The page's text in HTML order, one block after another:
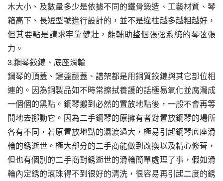
木大小、及數量多少是依據不同的鐵骨鍛造、工藝材質、琴
箱高下、長短型號進行設計的，並不是違柱越多越粗越好，
但其要點是請求牢靠健壯，能輔助整個張弦系統的琴弦張
力。
3.鋼琴鉸鏈、底座滑輪
鋼琴的頂蓋、鍵盤翻蓋、譜架都是用銅質鉸鏈與其它部位相
連的。因為銅製品如不時常擦拭養護的話極易氧化並腐濁成
一個個的黑點。鋼琴搬到必然的置放地點後，一般不會再等
閒地去挪動它。因為二手鋼琴的原擁有者對置放鋼琴的場所
各有不同，若原置放地點的濕渡過大，極易引起鋼琴底座滑
輪的銹逝世。極大部分的二手商能做到改換以及精心修葺，
但也有個別的二手商對銹逝世的滑輪簡單處理了事，假如滑
輪內定銹的滾珠得不到很好的清洗，很容易再引起二度的銹